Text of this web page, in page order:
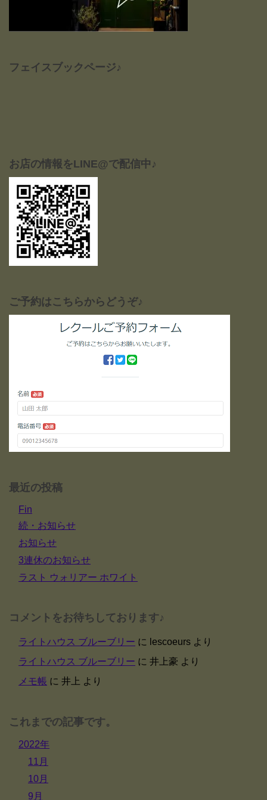
フェイスブックページ♪
お店の情報をLINE@で配信中♪
ご予約はこちらからどうぞ♪
最近の投稿
Fin
続・お知らせ
お知らせ
3連休のお知らせ
ラスト ウォリアー ホワイト
コメントをお待ちしております♪
ライトハウス ブルーブリー に lescoeurs より
ライトハウス ブルーブリー に 井上豪 より
メモ帳 に 井上 より
これまでの記事です。
2022年
11月
10月
9月